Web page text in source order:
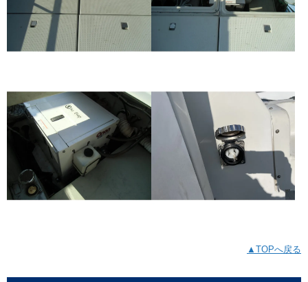
▲TOPへ戻る